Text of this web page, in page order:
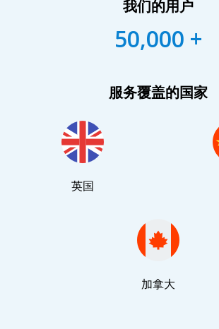
我们的用户
50,000 +
服务覆盖的国家
英国
加拿大